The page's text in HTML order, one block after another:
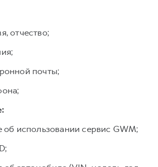
отчество;
почты;
использовании сервис GWM;